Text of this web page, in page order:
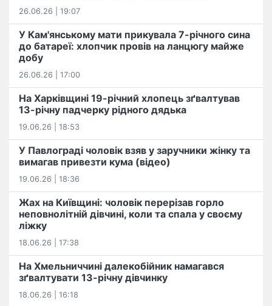
26.06.26 | 19:07
У Кам'янському мати прикувала 7-річного сина
до батареї: хлопчик провів на ланцюгу майже
добу
26.06.26 | 17:00
На Харківщині 19-річний хлопець​ ️зґвалтував
13-річну падчерку рідного дядька
19.06.26 | 18:53
У Павлограді чоловік взяв у заручники жінку та
вимагав привезти кума (відео)
19.06.26 | 18:36
Жах на Київщині: чоловік перерізав горло
неповнолітній дівчині, коли та спала у своєму
ліжку
18.06.26 | 17:38
На Хмельниччині далекобійник намагався
зґвалтувати 13-річну дівчинку
18.06.26 | 16:18